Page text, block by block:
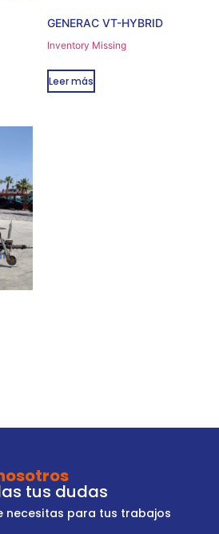
GENERAC VT-HYBRID
Inventory Missing
Leer más
tus dudas
necesitas para tus trabajos